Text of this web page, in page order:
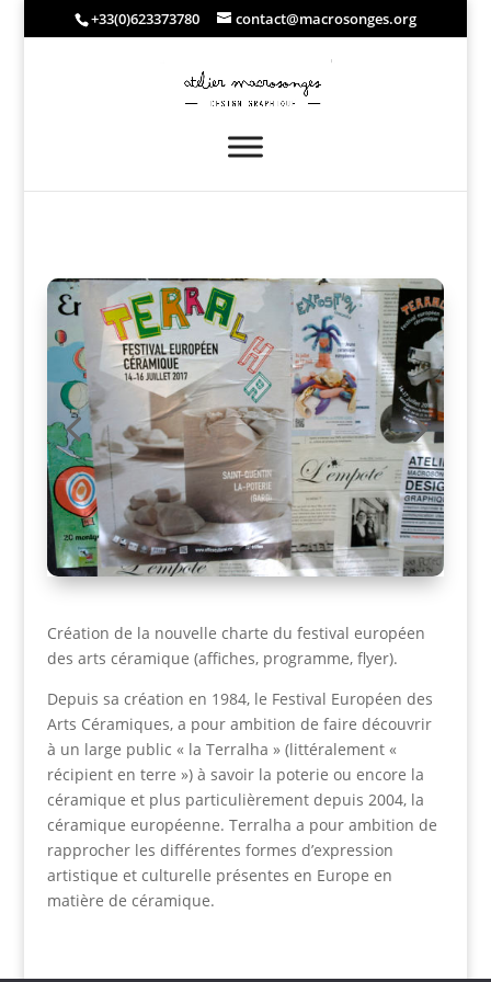
+33(0)623373780 contact@macrosonges.org
Création de la nouvelle charte du festival européen
des arts céramique (affiches, programme, flyer).
Depuis sa création en 1984, le Festival Européen des
Arts Céramiques, a pour ambition de faire découvrir
à un large public « la Terralha » (littéralement «
récipient en terre ») à savoir la poterie ou encore la
céramique et plus particulièrement depuis 2004, la
céramique européenne. Terralha a pour ambition de
rapprocher les différentes formes d’expression
artistique et culturelle présentes en Europe en
matière de céramique.